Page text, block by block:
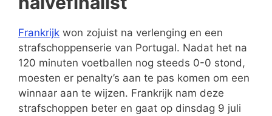
Frankrijk won zojuist na verlenging en een
strafschoppenserie van Portugal. Nadat het na
120 minuten voetballen nog steeds 0-0 stond,
moesten er penalty’s aan te pas komen om een
winnaar aan te wijzen. Frankrijk nam deze
strafschoppen beter en gaat op dinsdag 9 juli